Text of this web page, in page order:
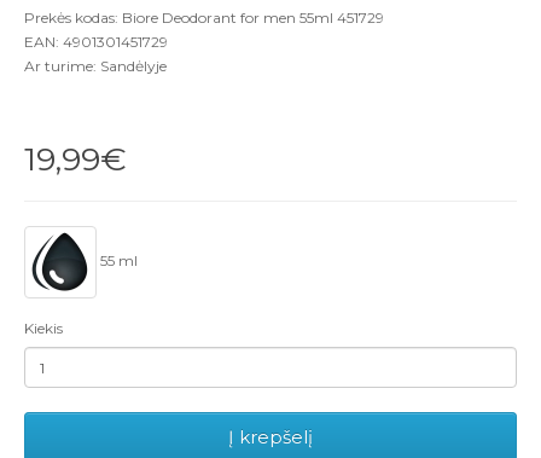
Prekės kodas: Biore Deodorant for men 55ml 451729
EAN: 4901301451729
Ar turime: Sandėlyje
19,99€
55 ml
Kiekis
Į krepšelį